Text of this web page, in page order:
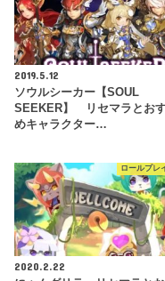
2019.5.12
ソウルシーカー【SOUL
SEEKER】 リセマラとお
めキャラクター…
ロールプレ
2020.2.22